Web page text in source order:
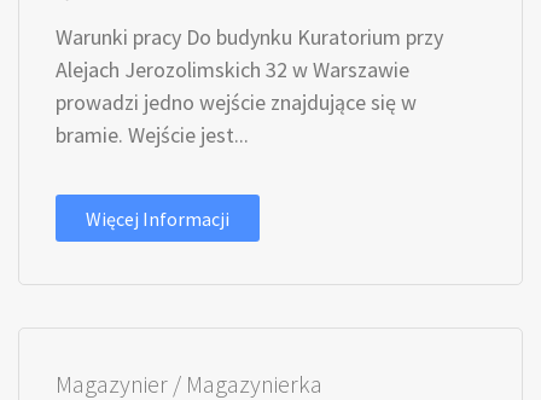
Warunki pracy Do budynku Kuratorium przy
Alejach Jerozolimskich 32 w Warszawie
prowadzi jedno wejście znajdujące się w
bramie. Wejście jest...
Więcej Informacji
Magazynier / Magazynierka